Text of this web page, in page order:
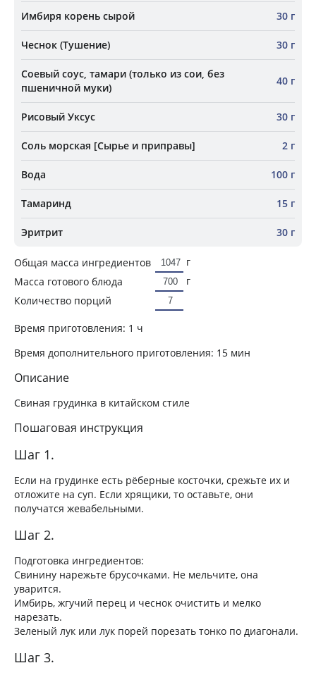
Имбиря корень сырой 30 г
Чеснок (Тушение) 30 г
Соевый соус, тамари (только из сои, без
пшеничной муки)
40 г
Рисовый Уксус 30 г
Соль морская [Сырье и приправы] 2 г
Вода 100 г
Тамаринд 15 г
Эритрит 30 г
Общая масса ингредиентов
г
Масса готового блюда
г
Количество порций
Время приготовления: 1 ч
Время дополнительного приготовления: 15 мин
Описание
Свиная грудинка в китайском стиле
Пошаговая инструкция
Шаг 1.
Если на грудинке есть рёберные косточки, срежьте их и
отложите на суп. Если хрящики, то оставьте, они
получатся жевабельными.
Шаг 2.
Подготовка ингредиентов:
Свинину нарежьте брусочками. Не мельчите, она
уварится.
Имбирь, жгучий перец и чеснок очистить и мелко
нарезать.
Зеленый лук или лук порей порезать тонко по диагонали.
Шаг 3.